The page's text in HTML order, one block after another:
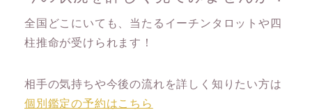
全国どこにいても、当たるイーチンタロットや四
柱推命が受けられます！
相手の気持ちや今後の流れを詳しく知りたい方は
個別鑑定の予約はこちら